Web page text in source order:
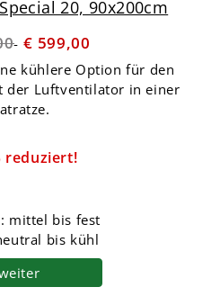
20, 90x200cm
€ 599,00
kühlere Option für den
der Luftventilator in einer
reduziert!
mittel bis fest
bis kühl